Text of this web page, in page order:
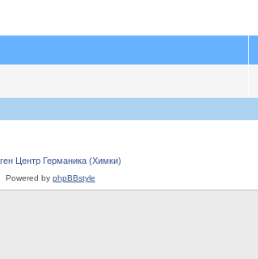
Центр Германика (Химки)
Powered by phpBBstyle